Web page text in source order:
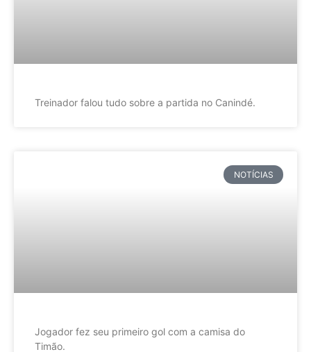
Treinador falou tudo sobre a partida no Canindé.
NOTÍCIAS
Jogador fez seu primeiro gol com a camisa do
Timão.